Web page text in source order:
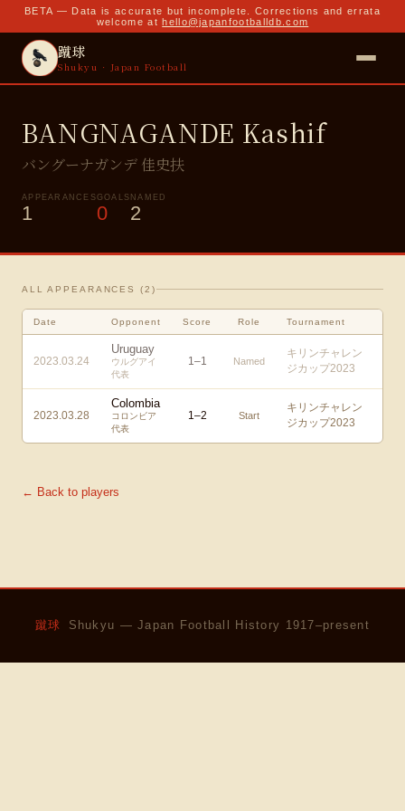
BETA — Data is accurate but incomplete. Corrections and errata
welcome at hello@japanfootballdb.com
蹴球
Shukyu · Japan Football
BANGNAGANDE Kashif
バングーナガンデ 佳史扶
APPEARANCES
1
GOALS
0
NAMED
2
ALL APPEARANCES (2 )
Date Opponent Score Role Tournament
2023.03.24
Uruguay
ウルグアイ
代表
1–1 Named
キリンチャレン
ジカップ2023
2023.03.28
Colombia
コロンビア
代表
1–2 Start
キリンチャレン
ジカップ2023
← Back to players
蹴球 Shukyu — Japan Football History 1917–present